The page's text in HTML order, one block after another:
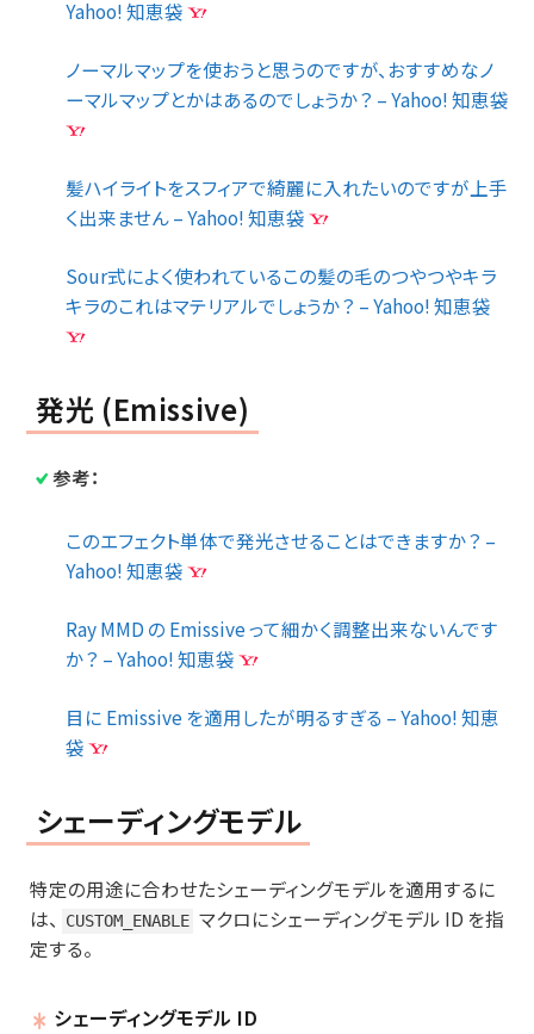
Yahoo! 知恵袋
ノーマルマップを使おうと思うのですが、おすすめなノ
ーマルマップとかはあるのでしょうか？ – Yahoo! 知恵袋
髪ハイライトをスフィアで綺麗に入れたいのですが上手
く出来ません – Yahoo! 知恵袋
Sour式によく使われているこの髪の毛のつやつやキラ
キラのこれはマテリアルでしょうか？ – Yahoo! 知恵袋
発光 (Emissive)
参考：
このエフェクト単体で発光させることはできますか？ –
Yahoo! 知恵袋
Ray MMD の Emissive って細かく調整出来ないんです
か？ – Yahoo! 知恵袋
目に Emissive を適用したが明るすぎる – Yahoo! 知恵
袋
シェーディングモデル
特定の用途に合わせたシェーディングモデルを適用するに
は、
CUSTOM_ENABLE マクロにシェーディングモデル ID を指
定する。
シェーディングモデル ID